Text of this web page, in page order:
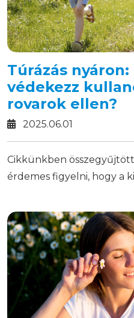
Túrázás nyáron:
védekezz
rovarok ellen?
2025.06.01
Cikkünkben
érdemes figyelni, hogy a